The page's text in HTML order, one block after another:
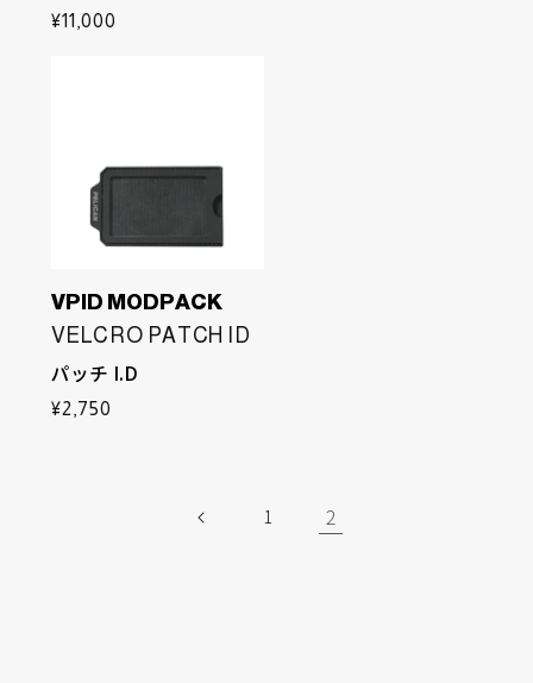
通
¥11,000
VPID MODPACK
VELCRO PATCH ID
パッチ I.D
通
¥2,750
1 2